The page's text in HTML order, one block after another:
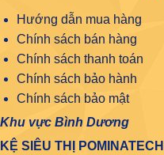
Hướng dẫn mua hàng
Chính sách bán hàng
Chính sách thanh toán
Chính sách bảo hành
Chính sách bảo mật
Khu vực Bình Dương
KỆ SIÊU THỊ